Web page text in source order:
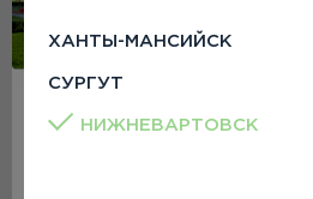
ХАНТЫ-МАНСИЙСК
СУРГУТ
НИЖНЕВАРТОВСК